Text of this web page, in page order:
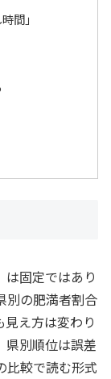
間」
固定ではあり
別の肥満者割合
え方は変わり
県別順位は誤差
比較で読む形式